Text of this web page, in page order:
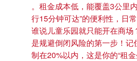
。租金成本低，能覆盖3公里
行15分钟可达”的便利性，日
谁说儿童乐园就只能开在商场
是规避倒闭风险的第一步！
制在20%以内，这是你的“租金